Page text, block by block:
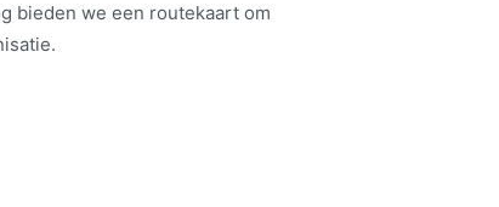
bieden we een routekaart om